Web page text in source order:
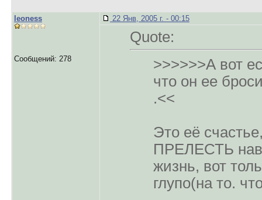
leoness
Сообщений: 278
22 Янв, 2005 г. - 00:15
Quote:
>>>>>>А вот
что он ее
.<<
Это её
ПРЕЛЕСТЬ
жизнь, вот
глупо(на то.